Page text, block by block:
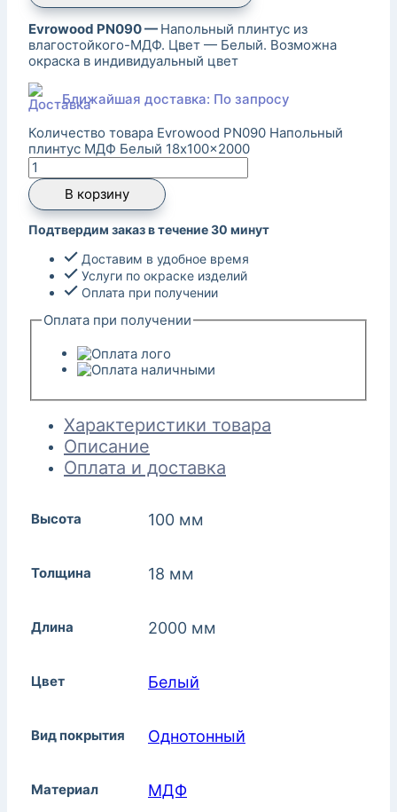
Evrowood PN090 — Напольный плинтус из
влагостойкого-МДФ. Цвет — Белый. Возможна
окраска в индивидуальный цвет
Ближайшая доставка: По запросу
Количество товара Evrowood PN090 Напольный
плинтус МДФ Белый 18x100x2000
В корзину
Подтвердим заказ в течение 30 минут
Доставим в удобное время
Услуги по окраске изделий
Оплата при получении
Оплата при получении
Характеристики товара
Описание
Оплата и доставка
Высота 100 мм
Толщина 18 мм
Длина 2000 мм
Цвет Белый
Вид покрытия Однотонный
Материал МДФ